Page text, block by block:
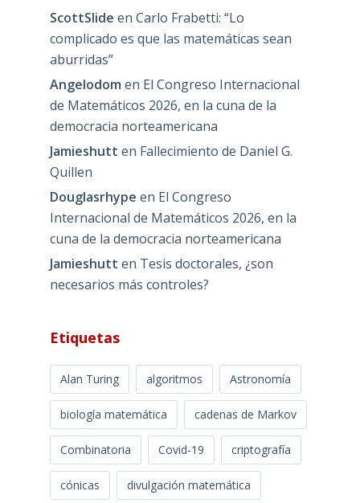
ScottSlide en Carlo Frabetti: “Lo
complicado es que las matemáticas sean
aburridas”
Angelodom en El Congreso Internacional
de Matemáticos 2026, en la cuna de la
democracia norteamericana
Jamieshutt en Fallecimiento de Daniel G.
Quillen
Douglasrhype en El Congreso
Internacional de Matemáticos 2026, en la
cuna de la democracia norteamericana
Jamieshutt en Tesis doctorales, ¿son
necesarios más controles?
Etiquetas
Alan Turing algoritmos Astronomía
biología matemática cadenas de Markov
Combinatoria Covid-19 criptografía
cónicas divulgación matemática